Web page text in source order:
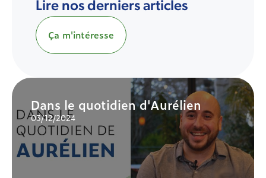
Lire nos derniers articles
Ça m'intéresse
Dans le quotidien d'Aurélien
03/12/2024